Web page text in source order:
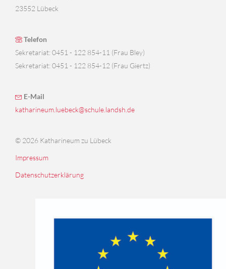
23552 Lübeck
Telefon
Sekretariat: 0451 - 122 854-11 (Frau Bley)
Sekretariat: 0451 - 122 854-12 (Frau Giertz)
E-Mail
katharineum.luebeck@schule.landsh.de
© 2026 Katharineum zu Lübeck
Impressum
Datenschutzerklärung